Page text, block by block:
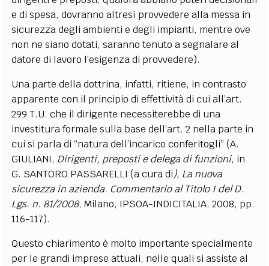
e di spesa, dovranno altresì provvedere alla messa in
sicurezza degli ambienti e degli impianti, mentre ove
non ne siano dotati, saranno tenuto a segnalare al
datore di lavoro l’esigenza di provvedere).
Una parte della dottrina, infatti, ritiene, in contrasto
apparente con il principio di effettività di cui all’art.
299 T.U. che il dirigente necessiterebbe di una
investitura formale sulla base dell’art. 2 nella parte in
cui si parla di “natura dell’incarico conferitogli” (A.
GIULIANI, Dirigenti, preposti e delega di funzioni, in
G. SANTORO PASSARELLI (a cura di), La nuova
sicurezza in azienda. Commentario al Titolo I del D.
Lgs. n. 81/2008, Milano, IPSOA-INDICITALIA, 2008, pp.
116-117).
Questo chiarimento è molto importante specialmente
per le grandi imprese attuali, nelle quali si assiste al